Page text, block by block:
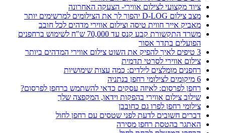
ציוד מקצועי לצילום אווירי- הצעקה האחרונה
מצב צילום D-LOG יהפוך לך את הצילומים למרשימים יותר
מאביק אייר חווית טיסה וצילום אווירי מדהים לכל חובב
משרד התקשורת קבע קנס עד 70,000 ש"ח לשימוש ברחפנים
הפועלים בתדר אסור
3 טיפים לאיך להפיק את השוט צילום אווירי המדהים ביותר
צילום אווירי לסרטי תדמית
רחפנים מומלצים לילדים: כמה עצות שימושיות
6 מיקומים לצילומי רחפן בנתניה
רחפן לפרסום: לאיזה עסקים כדאי להשתמש ברחפן לפרסום?
שילוב צילום אווירי בהפקות וידאו, המקפצה שלך
צילומי רחפן לפרו גם כחובבן
דברים חשובים לדעת לפני שטסים עם רחפן לחול
האתגר בהטסת רחפן מסירה